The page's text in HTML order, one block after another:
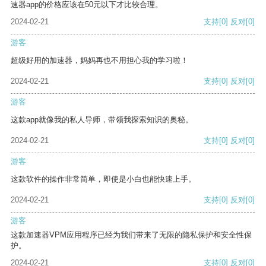
速器app的价格应该在50元以下才比较合理。
2024-02-21
支持[0] 反对[0]
游客
超级好用的加速器，妈妈再也不用担心我的学习啦！
2024-02-21 支持[0] 反对[0]
游客
这款app就像我的私人导师，带领我探索知识的奥秘。
2024-02-21 支持[0] 反对[0]
游客
这款软件的操作非常简单，即使是小白也能快速上手。
2024-02-21 支持[0] 反对[0]
游客
这款加速器VPM应用程序已经为我们带来了无限的隐私保护和安全性保
护。
2024-02-21
支持[0] 反对[0]